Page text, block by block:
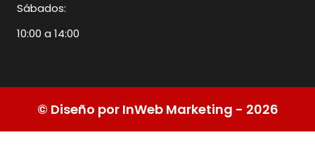
Sábados:
10:00 a 14:00
© Diseño por InWeb Marketing - 2026